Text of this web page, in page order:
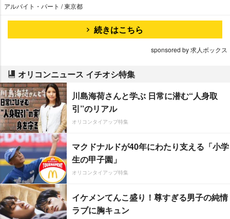
アルバイト・パート / 東京都
続きはこちら
sponsored by 求人ボックス
オリコンニュース イチオシ特集
川島海荷さんと学ぶ 日常に潜む“人身取
引”のリアル
オリコンタイアップ特集
マクドナルドが40年にわたり支える「小学
生の甲子園」
オリコンタイアップ特集
イケメンてんこ盛り！尊すぎる男子の純情
ラブに胸キュン